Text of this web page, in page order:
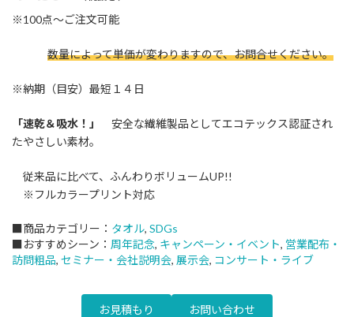
※100点〜ご注文可能
数量によって単価が変わりますので、お問合せください。
※納期（目安）最短１４日
「速乾＆吸水！」
安全な繊維製品としてエコテックス認証され
たやさしい素材。
従来品に比べて、ふんわりボリュームUP!!
※フルカラープリント対応
■商品カテゴリー： タオル, SDGs
■おすすめシーン： 周年記念, キャンペーン・イベント, 営業配布・
訪問粗品, セミナー・会社説明会, 展示会, コンサート・ライブ
お見積もり お問い合わせ